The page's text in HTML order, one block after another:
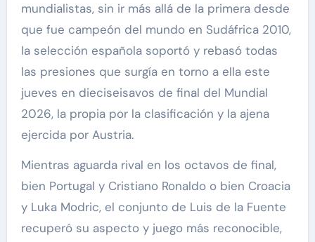
mundialistas, sin ir más allá de la primera desde
que fue campeón del mundo en Sudáfrica 2010,
la selección española soportó y rebasó todas
las presiones que surgía en torno a ella este
jueves en dieciseisavos de final del Mundial
2026, la propia por la clasificación y la ajena
ejercida por Austria.
Mientras aguarda rival en los octavos de final,
bien Portugal y Cristiano Ronaldo o bien Croacia
y Luka Modric, el conjunto de Luis de la Fuente
recuperó su aspecto y juego más reconocible,